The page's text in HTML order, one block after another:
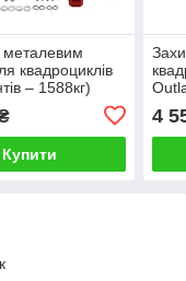
металевим
квадроциклів
– 1588кг)
Купити
4